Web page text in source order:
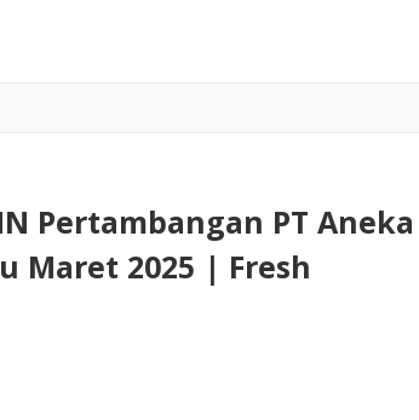
Pertambangan PT Aneka
Maret 2025 | Fresh